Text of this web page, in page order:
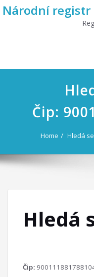
Národní registr
Čip:
Home Hledá
Hledá
Čip: